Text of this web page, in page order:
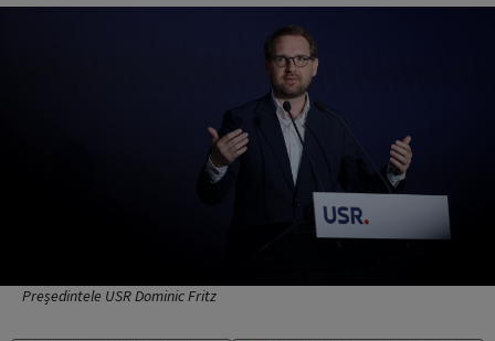
Președintele USR Dominic Fritz